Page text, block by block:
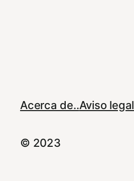
Acerca de..Aviso legal
© 2023